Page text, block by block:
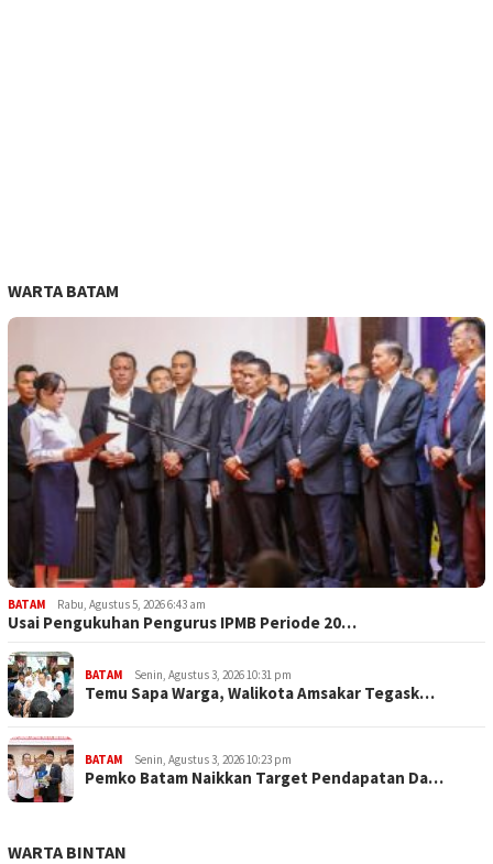
WARTA BATAM
BATAM Rabu, Agustus 5, 2026 6:43 am
Usai Pengukuhan Pengurus IPMB Periode 20…
BATAM Senin, Agustus 3, 2026 10:31 pm
Temu Sapa Warga, Walikota Amsakar Tegask…
BATAM Senin, Agustus 3, 2026 10:23 pm
Pemko Batam Naikkan Target Pendapatan Da…
WARTA BINTAN